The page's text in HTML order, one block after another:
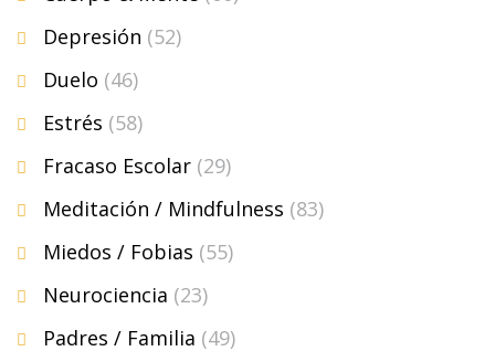
Depresión (52)
Duelo (46)
Estrés (58)
Fracaso Escolar (29)
Meditación / Mindfulness (83)
Miedos / Fobias (55)
Neurociencia (23)
Padres / Familia (49)